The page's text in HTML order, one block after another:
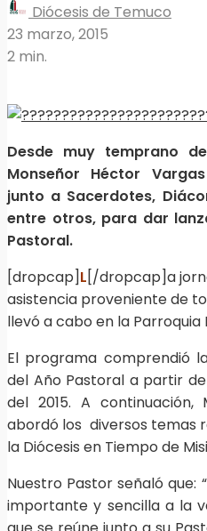
Diócesis de Temuco
23 marzo, 2015
2 min.
Desde muy temprano
Monseñor Héctor
junto a Sacerdotes,
entre otros, para dar
Pastoral.
[dropcap]L[/dropcap]a
asistencia proveniente de
llevó a cabo en la Parroquia
El programa comprendió
del Año Pastoral a partir
del 2015. A continuación,
abordó los diversos temas
la Diócesis en Tiempo de
Nuestro Pastor señaló que:
importante y sencilla a la